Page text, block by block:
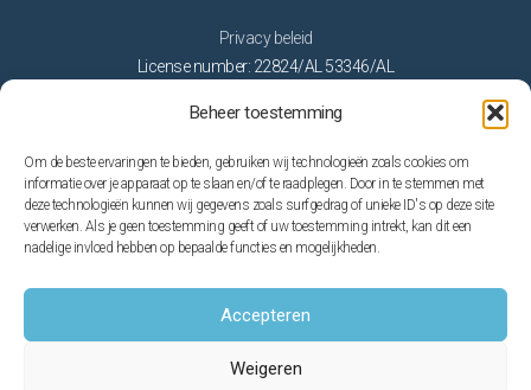
Beheer toestemming
Om de beste ervaringen te bieden, gebruiken wij technologieën zoals cookies om
informatie over je apparaat op te slaan en/of te raadplegen. Door in te stemmen met
deze technologieën kunnen wij gegevens zoals surfgedrag of unieke ID's op deze site
verwerken. Als je geen toestemming geeft of uw toestemming intrekt, kan dit een
nadelige invloed hebben op bepaalde functies en mogelijkheden.
Accepteren
Weigeren
Privacy beleid
License number: 22824/AL 53346/AL
Golf
Natuur
Op het water
Trouwen in de Algarve